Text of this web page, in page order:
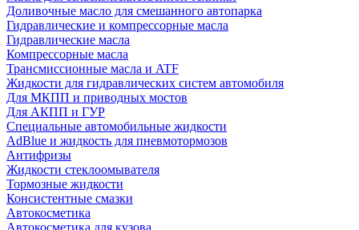
Доливочные масло для смешанного автопарка
Гидравлические и компрессорные масла
Гидравлические масла
Компрессорные масла
Трансмиссионные масла и ATF
Жидкости для гидравлических систем автомобиля
Для МКПП и приводных мостов
Для АКПП и ГУР
Специальные автомобильные жидкости
AdBlue и жидкость для пневмотормозов
Антифризы
Жидкости стеклоомывателя
Тормозные жидкости
Консистентные смазки
Автокосметика
Автокосметика для кузова